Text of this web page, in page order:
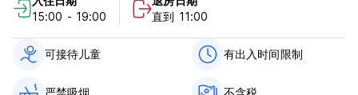
可供购买小吃和饮料
安全、冷的饮用水，可补充您的水瓶（只需支付少量费用）
摩托车租赁
岘港机场或火车站接机 350,000 VND
免费早餐（上午 7:30-9:30）
15:00 - 19:00
直到 11:00
可接待儿童 有出入时间限制
严禁吸烟 不含税